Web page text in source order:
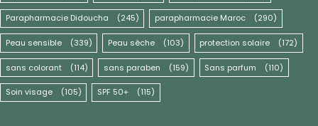
Parapharmacie Didoucha (245) parapharmacie Maroc (290)
Peau sensible (339) Peau sèche (103) protection solaire (172)
sans colorant (114) sans paraben (159) Sans parfum (110)
Soin visage (105) SPF 50+ (115)